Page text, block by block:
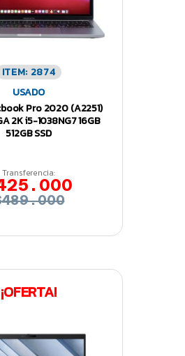
ITEM: 2874
USADO
Pro 2020 (A2251)
2K i5-1038NG7 16GB
512GB SSD
Transferencia:
¡OFERTA!